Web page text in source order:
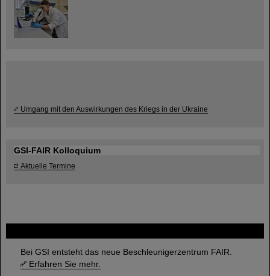
Bei GSI entsteht das neue Beschleunigerzentrum FAIR.
Erfahren Sie mehr.
Umgang mit den Auswirkungen des Kriegs in der Ukraine
GSI-FAIR Kolloquium
Aktuelle Termine